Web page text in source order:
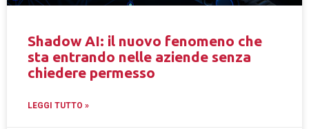
Shadow AI: il nuovo fenomeno che
sta entrando nelle aziende senza
chiedere permesso
LEGGI TUTTO »